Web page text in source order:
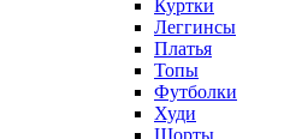
Куртки
Леггинсы
Платья
Топы
Футболки
Худи
Шорты